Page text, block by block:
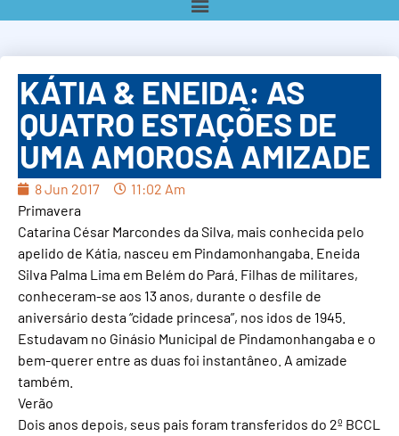
KÁTIA & ENEIDA: AS
QUATRO ESTAÇÕES DE
UMA AMOROSA AMIZADE
8 Jun 2017
11:02 Am
Primavera
Catarina César Marcondes da Silva, mais conhecida pelo
apelido de Kátia, nasceu em Pindamonhangaba. Eneida
Silva Palma Lima em Belém do Pará. Filhas de militares,
conheceram-se aos 13 anos, durante o desfile de
aniversário desta “cidade princesa”, nos idos de 1945.
Estudavam no Ginásio Municipal de Pindamonhangaba e o
bem-querer entre as duas foi instantâneo. A amizade
também.
Verão
Dois anos depois, seus pais foram transferidos do 2º BCCL